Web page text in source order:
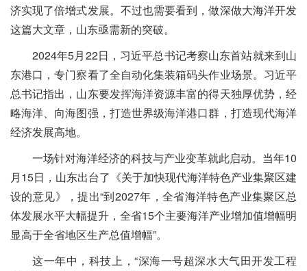
济实现了倍增式发展。不过也需要看到，做深做大海洋开发
这篇大文章，山东亟需新的突破。
2024年5月22日，习近平总书记考察山东首站就来到山
东港口，专门察看了全自动化集装箱码头作业场景。习近平
总书记指出，山东要发挥海洋资源丰富的得天独厚优势，经
略海洋、向海图强，打造世界级海洋港口群，打造现代海洋
经济发展高地。
一场针对海洋经济的科技与产业变革就此启动。当年10
月15日，山东出台了《关于加快现代海洋特色产业集聚区建
设的意见》，提出“到2027年，全省海洋特色产业集聚区总
体发展水平大幅提升，全省15个主要海洋产业增加值增幅明
显高于全省地区生产总值增幅”。
这一年中，科技上，“深海一号超深水大气田开发工程